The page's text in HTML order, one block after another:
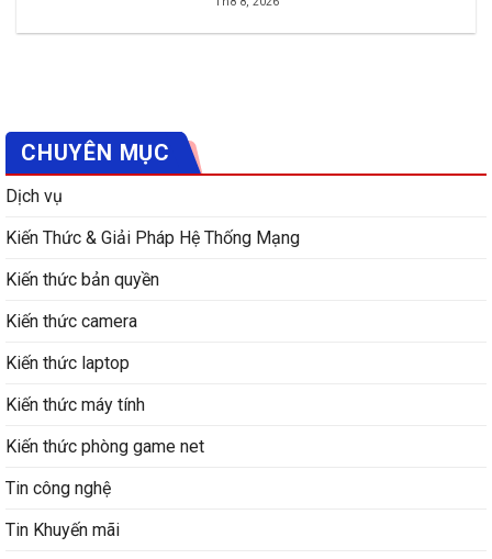
CHUYÊN MỤC
Dịch vụ
Kiến Thức & Giải Pháp Hệ Thống Mạng
Kiến thức bản quyền
Kiến thức camera
Kiến thức laptop
Kiến thức máy tính
Kiến thức phòng game net
Tin công nghệ
Tin Khuyến mãi